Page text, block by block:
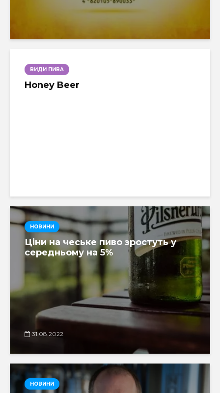
ВИДИ ПИВА
Honey Beer
НОВИНИ
Ціни на чеське пиво зростуть у
середньому на 5%
31.08.2022
НОВИНИ